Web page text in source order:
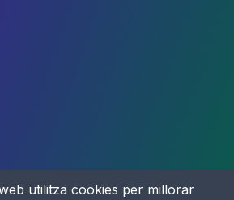
utilitza cookies per millorar